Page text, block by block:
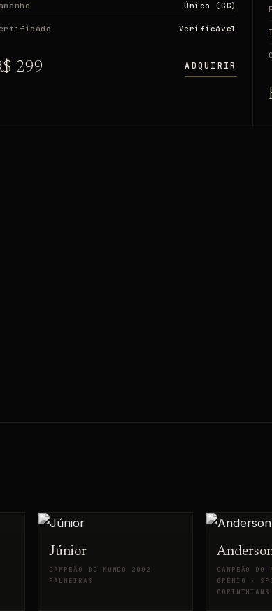
Único (GG)
Verificável
299 ADQUIRIR
Júnior
CAMPEÃO DO MUNDO 2002
PALMEIRAS
CAMPEÃO DO
GRÊMIO ·
CORINTHIANS